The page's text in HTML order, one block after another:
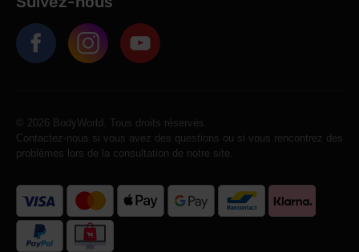
© 2026 BodyWorld. Tous droits réservés.
Contactez-nous si vous avez des questions ou si vous rencontrez des
problèmes lors de la consultation de notre site.